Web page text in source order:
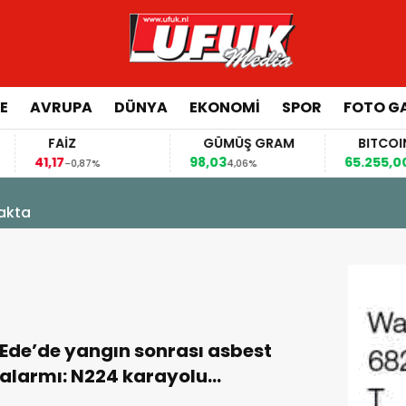
AVRUPA DÜNYA EKONOMI SPOR FOTO
41,17-0,87%
GÜMÜŞ GRAM
98,034,06%
BITCOIN
65.255,00
Ede’de yangın sonrası asbest
alarmı: N224 karayolu